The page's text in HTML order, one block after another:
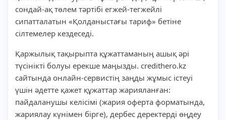
сондай-ақ төлем тәртібі егжей-тегжейлі
сипатталатын «Қолданыстағы тариф» бетіне
сілтемелер кездеседі.
Қаржылық тақырыпта құжаттаманың ашық әрі
түсінікті болуы ерекше маңызды. credithero.kz
сайтында онлайн-сервистің заңды жұмыс істеуі
үшін әдетте қажет құжаттар жарияланған:
пайдаланушы келісімі (жария оферта форматында,
жариялау күнімен бірге), дербес деректерді өңдеу